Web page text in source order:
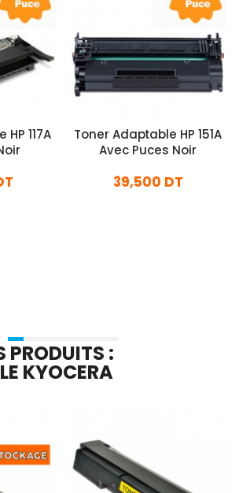
117A
Toner Adaptable HP 151A
Avec Puces Noir
39,500 DT
PRODUITS :
KYOCERA